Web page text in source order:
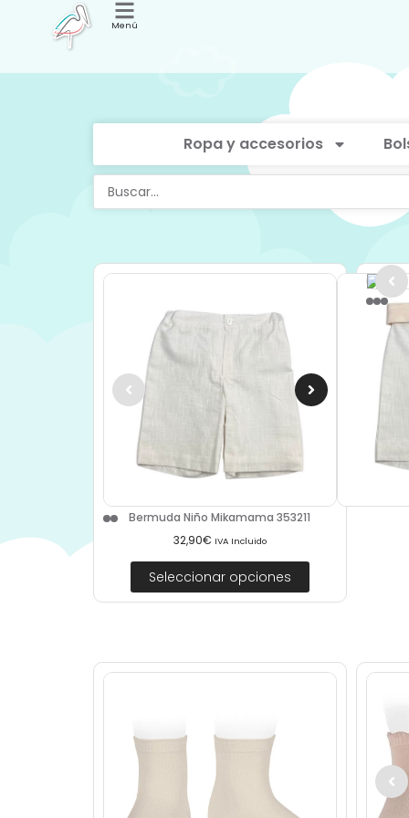
Menú
Ropa y accesorios
Bermuda Niño Mikamama 353211
32,90€ IVA Incluido
Seleccionar opciones